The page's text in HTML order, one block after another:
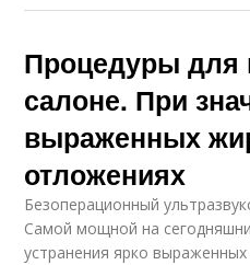
Процедуры для
салоне. При
выраженных
отложениях
Безоперационный
Самой мощной на
устранения ярко